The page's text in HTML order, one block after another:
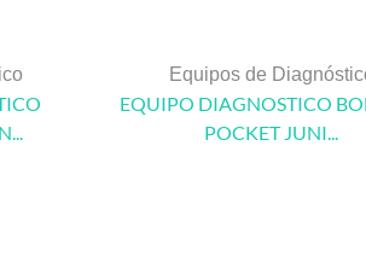
Equipos de
EQUIPO DIAGNOSTICO
POCKET JUNI...